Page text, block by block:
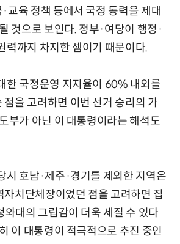
교육 정책 등에서 국정 동력을 제대
것으로 보인다. 정부·여당이 행정·
력까지 차지한 셈이기 때문이다.
한 국정운영 지지율이 60% 내외를
점을 고려하면 이번 선거 승리의 가
부가 아닌 이 대통령이라는 해석도
시 호남·제주·경기를 제외한 지역은
자치단체장이었던 점을 고려하면 집
와대의 그립감이 더욱 세질 수 있다
이 대통령이 적극적으로 추진 중인